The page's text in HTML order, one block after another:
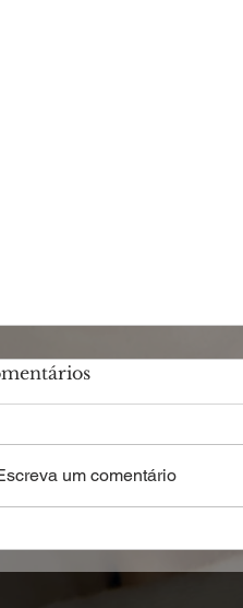
Aéreas no boleto?
um comentário